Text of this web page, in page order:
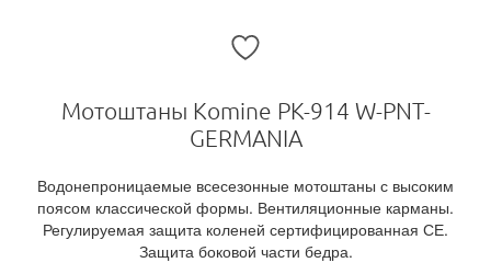
Мотоштаны Komine PK-914 W-PNT-
GERMANIA
Водонепроницаемые всесезонные мотоштаны с высоким
поясом классической формы. Вентиляционные карманы.
Регулируемая защита коленей сертифицированная СЕ.
Защита боковой части бедра.